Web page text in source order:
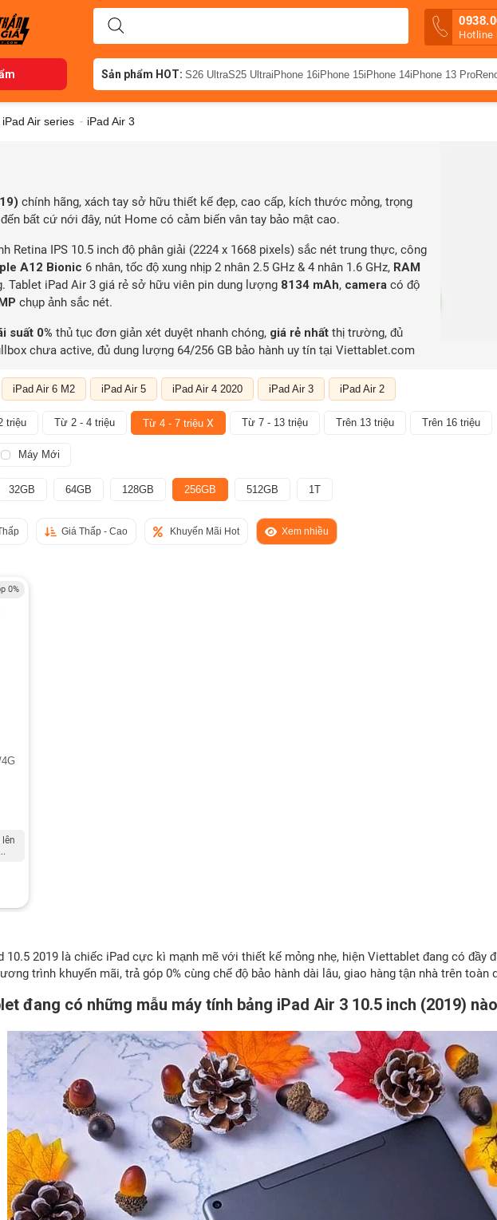
Hotline
Sản phẩm HOT: S26 UltraS25 UltraiPhone 16iPhone 15iPhone 14iPhone 13 Pro
iPad Air series - iPad Air 3
chính hãng, xách tay sở hữu thiết kế đẹp, cao cấp, kích thước mỏng, trọng
bất cứ nới đây, nút Home có cảm biến vân tay bảo mật cao.
Retina IPS 10.5 inch độ phân giải (2224 x 1668 pixels) sắc nét trung thực, công
A12 Bionic 6 nhân, tốc độ xung nhịp 2 nhân 2.5 GHz & 4 nhân 1.6 GHz, RAM
Tablet iPad Air 3 giá rẻ sở hữu viên pin dung lượng 8134 mAh, camera có độ
chụp ảnh sắc nét.
suất 0% thủ tục đơn giản xét duyệt nhanh chóng, giá rẻ nhất thị trường, đủ
chưa active, đủ dung lượng 64/256 GB bảo hành uy tín tại Viettablet.com
iPad Air 6 M2 iPad Air 5 iPad Air 4 2020 iPad Air 3 iPad Air 2
triệu Từ 2 - 4 triệu Từ 4 - 7 triệu X Từ 7 - 13 triệu Trên 13 triệu Trên 16 triệu
Máy Mới
32GB 64GB 128GB 256GB 512GB 1T
Giá Thấp - Cao Khuyến Mãi Hot Xem nhiều
0%
10.5 2019 là chiếc iPad cực kì mạnh mẽ với thiết kế mỏng nhẹ, hiện Viettablet đang có đầy
trình khuyến mãi, trả góp 0% cùng chế độ bảo hành dài lâu, giao hàng tận nhà trên toàn
đang có những mẫu máy tính bảng iPad Air 3 10.5 inch (2019)